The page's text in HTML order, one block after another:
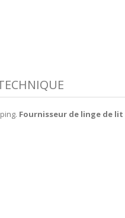
Fournisseur de linge de lit